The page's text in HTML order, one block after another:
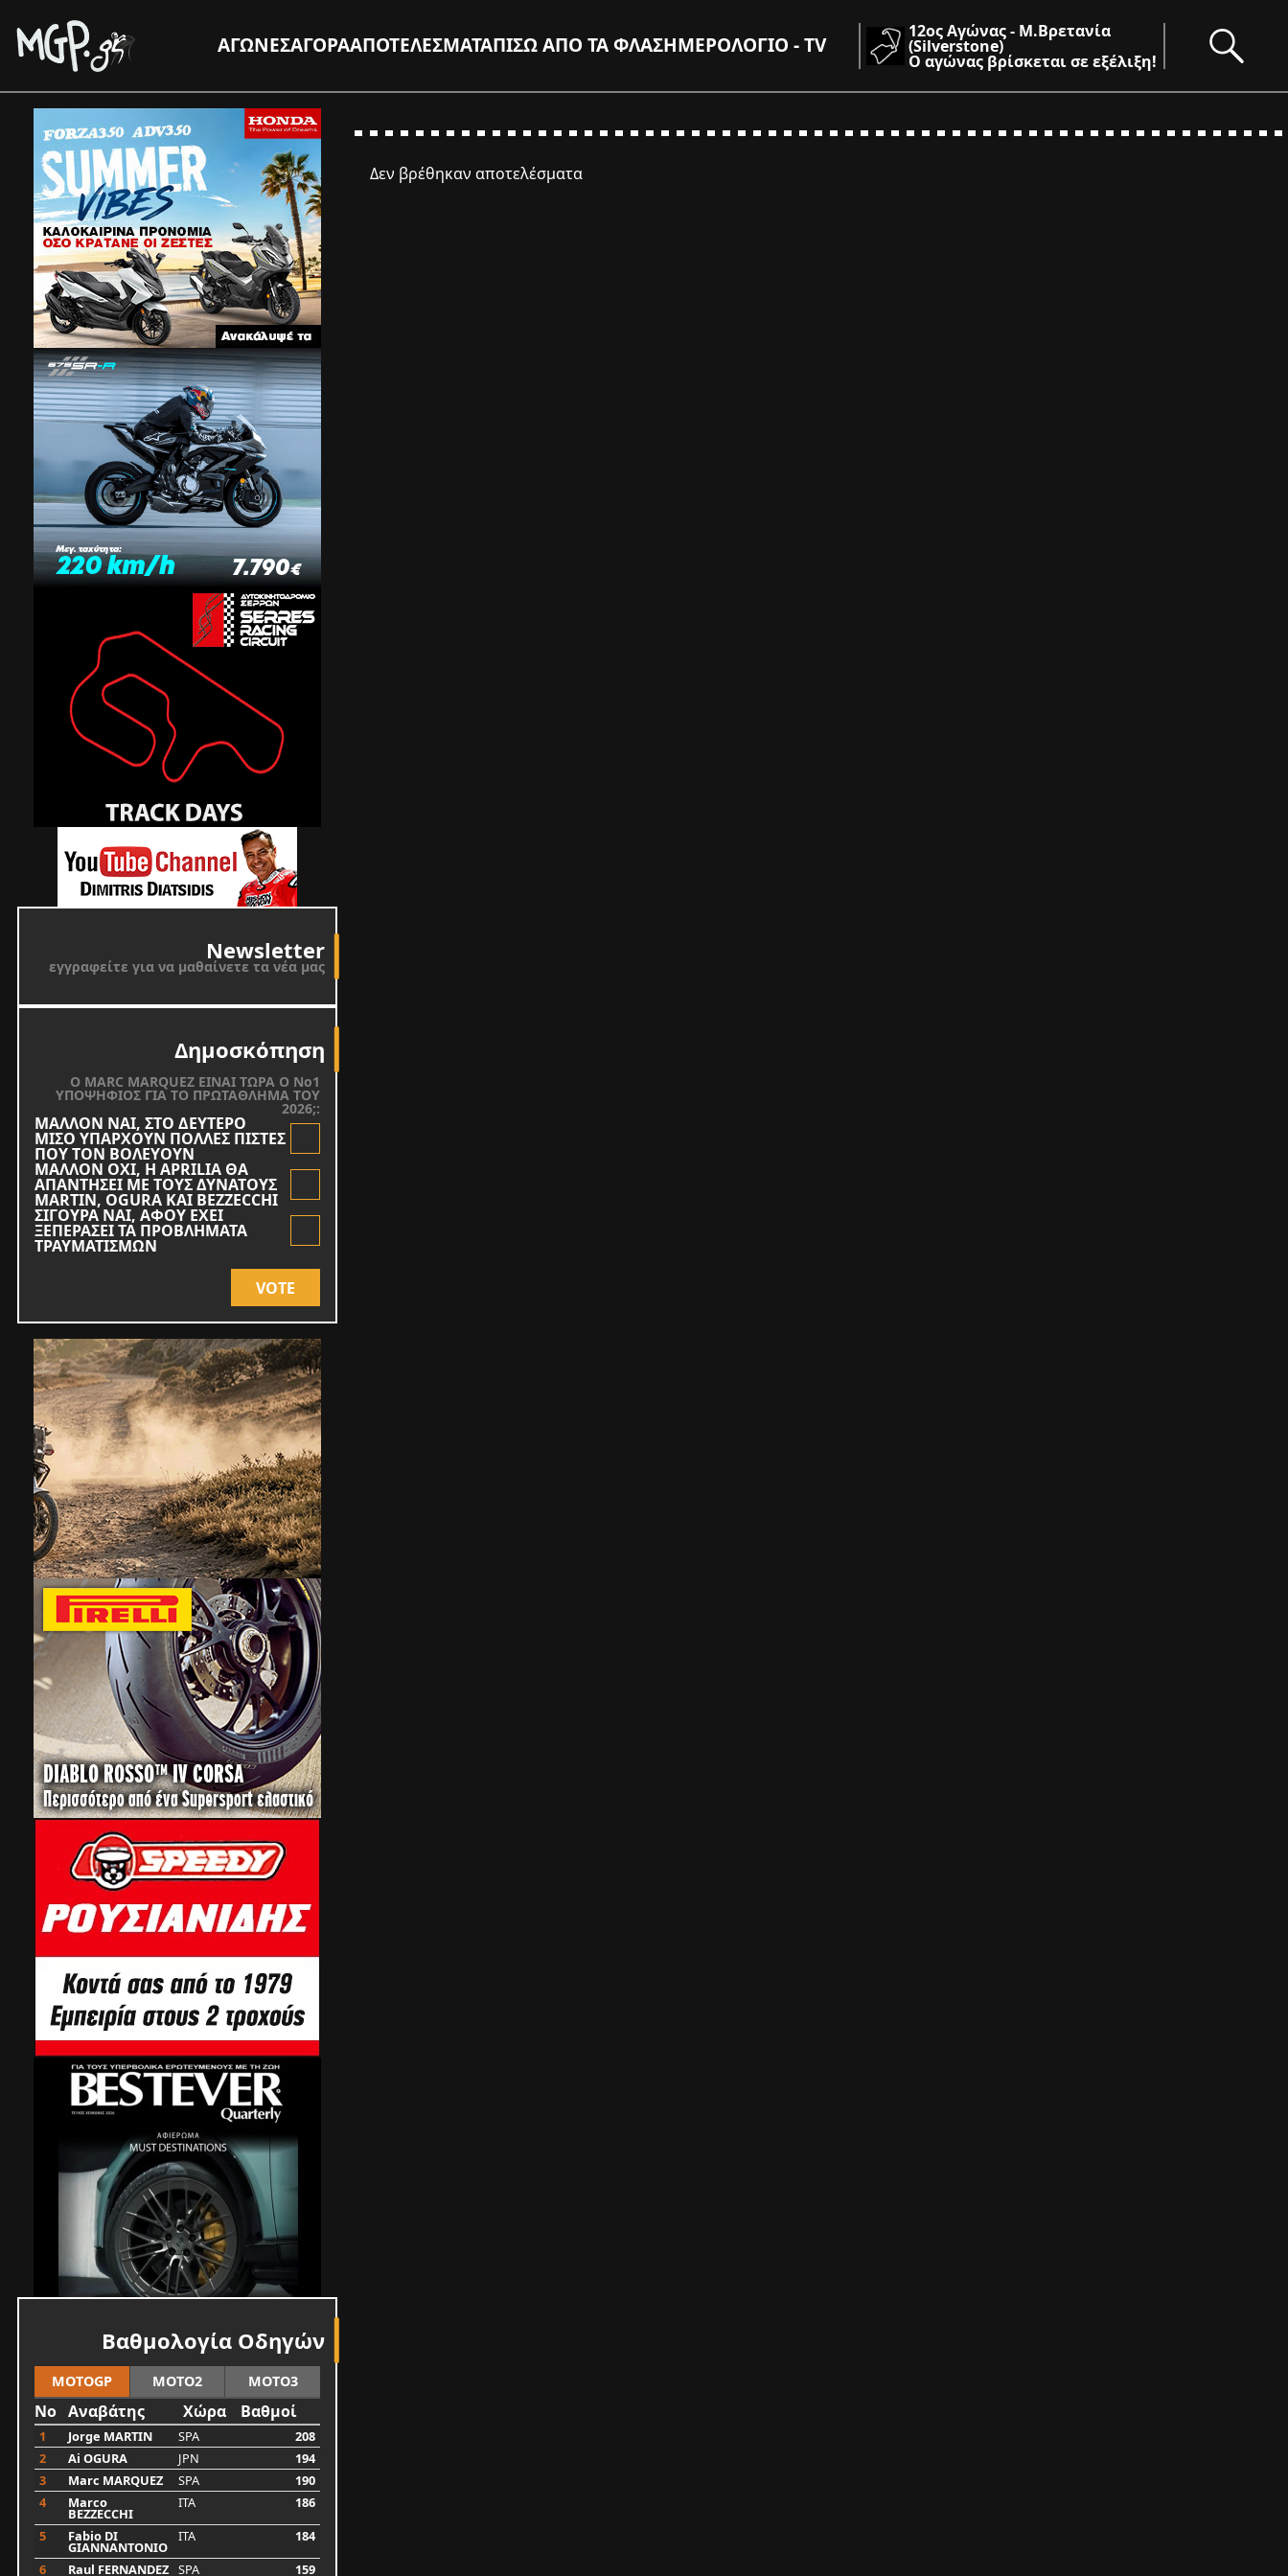
ΑΓΩΝΕΣΑΓΟΡΑΑΠΟΤΕΛΕΣΜΑΤΑΠΙΣΩ ΑΠΟ ΤΑ ΦΛΑΣΗΜΕΡΟΛΟΓΙΟ - TV
12ος Αγώνας - Μ.Βρετανία
(Silverstone)
Ο αγώνας βρίσκεται σε εξέλιξη!
Newsletter
εγγραφείτε για να μαθαίνετε τα νέα μας
Δημοσκόπηση
O MARC MARQUEZ ΕΙΝΑΙ ΤΩΡΑ Ο Νο1
ΥΠΟΨΗΦΙΟΣ ΓΙΑ ΤΟ ΠΡΩΤΑΘΛΗΜΑ ΤΟΥ
2026;:
ΜΑΛΛΟΝ ΝΑΙ, ΣΤΟ ΔΕΥΤΕΡΟ
ΜΙΣΟ ΥΠΑΡΧΟΥΝ ΠΟΛΛΕΣ ΠΙΣΤΕΣ
ΠΟΥ ΤΟΝ ΒΟΛΕΥΟΥΝ
ΜΑΛΛΟΝ ΟΧΙ, Η APRILIA ΘΑ
ΑΠΑΝΤΗΣΕΙ ΜΕ ΤΟΥΣ ΔΥΝΑΤΟΥΣ
MARTIN, OGURA KAI BEZZECCHI
ΣΙΓΟΥΡΑ ΝΑΙ, ΑΦΟΥ ΕΧΕΙ
ΞΕΠΕΡΑΣΕΙ ΤΑ ΠΡΟΒΛΗΜΑΤΑ
ΤΡΑΥΜΑΤΙΣΜΩΝ
VOTE
Δεν βρέθηκαν αποτελέσματα
Βαθμολογία Οδηγών
MOTOGP MOTO2 MOTO3
No Αναβάτης Χώρα Βαθμοί
1 Jorge MARTIN SPA
208
2
Ai OGURA JPN
194
3
Marc MARQUEZ SPA
190
4
Marco
BEZZECCHI
ITA
186
5
Fabio DI
GIANNANTONIO
ITA
184
6
Raul FERNANDEZ SPA 159